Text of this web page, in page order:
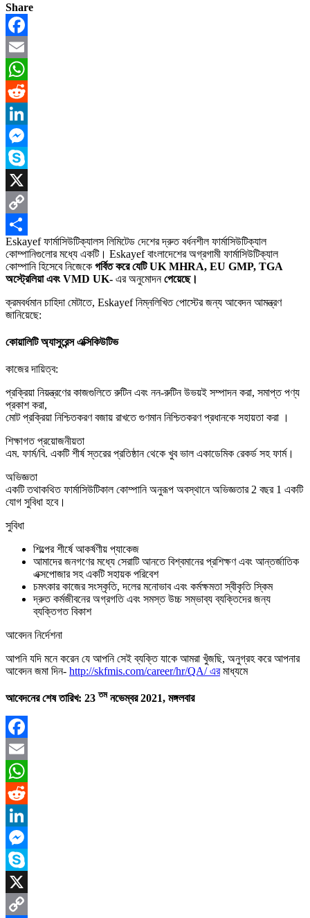
Share
Facebook
Email
WhatsApp
Reddit
LinkedIn
Messenger
Skype
X
Copy
Link
Share
Eskayef ফার্মাসিউটিক্যালস লিমিটেড দেশের দ্রুত বর্ধনশীল ফার্মাসিউটিক্যাল
কোম্পানিগুলোর মধ্যে একটি। Eskayef বাংলাদেশের অগ্রগামী ফার্মাসিউটিক্যাল
কোম্পানি হিসেবে নিজেকে গর্বিত করে যেটি UK MHRA, EU GMP, TGA
অস্ট্রেলিয়া এবং VMD UK- এর অনুমোদনপেয়েছে।
ক্রমবর্ধমান চাহিদা মেটাতে, Eskayef নিম্নলিখিত পোস্টের জন্য আবেদন আমন্ত্রণ
জানিয়েছে:
কোয়ালিটি অ্যাসুরেন্স এক্সিকিউটিভ
কাজের দায়িত্ব:
প্রক্রিয়া নিয়ন্ত্রণের কাজগুলিতে রুটিন এবং নন-রুটিন উভয়ই সম্পাদন করা, সমাপ্ত পণ্য
প্রকাশ করা,
মোট প্রক্রিয়া নিশ্চিতকরণ বজায় রাখতে গুণমান নিশ্চিতকরণ প্রধানকে সহায়তা করা ।
শিক্ষাগত প্রয়োজনীয়তা
এম. ফার্ম/বি. একটি শীর্ষ স্তরের প্রতিষ্ঠান থেকে খুব ভাল একাডেমিক রেকর্ড সহ ফার্ম।
অভিজ্ঞতা
একটি তথাকথিত ফার্মাসিউটিকাল কোম্পানি অনুরূপ অবস্থানে অভিজ্ঞতার 2 বছর 1 একটি
যোগ সুবিধা হবে।
সুবিধা
শিল্পের শীর্ষে আকর্ষণীয় প্যাকেজ
আমাদের জনগণের মধ্যে সেরাটি আনতে বিশ্বমানের প্রশিক্ষণ এবং আন্তর্জাতিক
এক্সপোজার সহ একটি সহায়ক পরিবেশ
চমৎকার কাজের সংস্কৃতি, দলের মনোভাব এবং কর্মক্ষমতা স্বীকৃতি স্কিম
দ্রুত কর্মজীবনের অগ্রগতি এবং সমস্ত উচ্চ সম্ভাব্য ব্যক্তিদের জন্য
ব্যক্তিগত বিকাশ
আবেদন নির্দেশনা
আপনি যদি মনে করেন যে আপনি সেই ব্যক্তি যাকে আমরা খুঁজছি, অনুগ্রহ করে আপনার
আবেদন জমা দিন- http://skfmis.com/career/hr/QA/ এরমাধ্যমে
আবেদনের শেষ তারিখ: 23 তম নভেম্বর 2021, মঙ্গলবার
Facebook
Email
WhatsApp
Reddit
LinkedIn
Messenger
Skype
X